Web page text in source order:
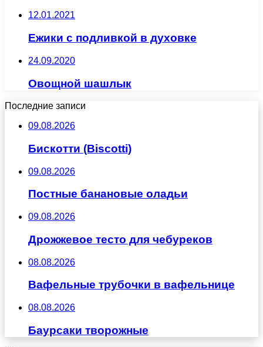
12.01.2021
Ежики с подливкой в духовке
24.09.2020
Овощной шашлык
Последние записи
09.08.2026
Бискотти (Biscotti)
09.08.2026
Постные банановые оладьи
09.08.2026
Дрожжевое тесто для чебуреков
08.08.2026
Вафельные трубочки в вафельнице
08.08.2026
Баурсаки творожные